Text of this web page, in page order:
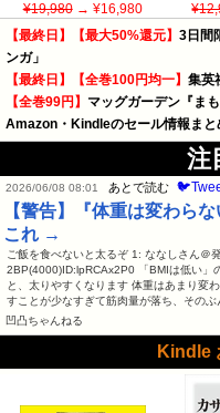
¥19,980→ ¥16,980
【最終日】【最大50%還元】 3日間
ンガ」
【最終日】【全巻100円均一】 集英
【全巻99円】 マッグガーデン『ま
Amazon・Kindleのセール情報まと
注
2026/06/08 08:01 あとで読む
【警告】『体重は変わら
これ →
ご飯を食べないと太るぞ 1: ななしさん
2BP(4000)ID:lpRCAx2P0 「BMIは低い」
と、太りやすくなります 体重はあまり
すことが少なすぎて筋肉量が落ち、その
凹凸ちゃんねる
Kindle